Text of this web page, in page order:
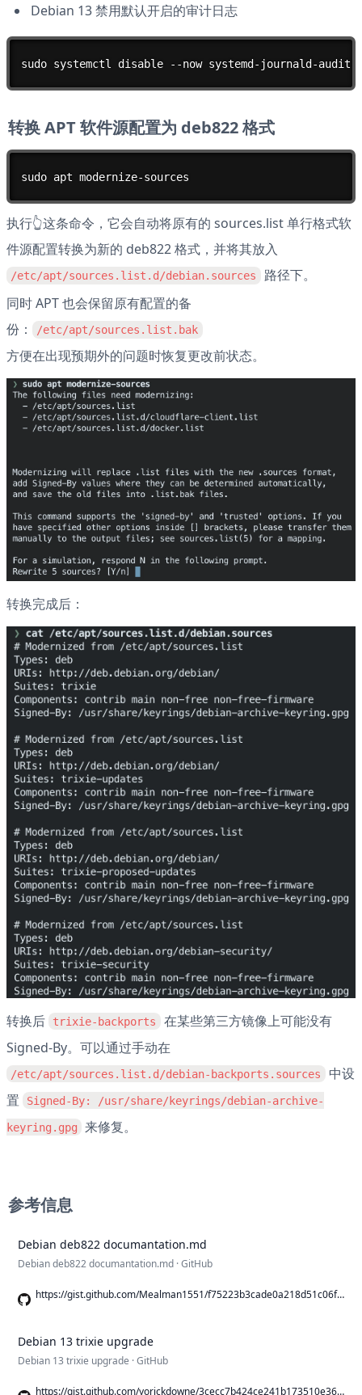
Debian 13 禁用默认开启的审计日志
sudo systemctl disable --now systemd-journald-
转换 APT 软件源配置为 deb822 格式
sudo apt modernize-sources
执行👆这条命令，它会自动将原有的 sources.list 单行格式软
/etc/apt/sources.list.d/debian.sources
路径下。
同时 APT 也会保留原有配置的备
份：
/etc/apt/sources.list.bak
方便在出现预期外的问题时恢复更改前状态。
转换完成后：
转换后 trixie-backports
在某些第三方镜像上可能没有
/etc/apt/sources.list.d/debian-backports.sources
中设
置
Signed-By: /usr/share/keyrings/debian-archive-
keyring.gpg 来修复。
参考信息
Debian deb822 documantation.md
Debian deb822 documantation.md · GitHub
https://gist.github.com/Mealman1551/f75223b3cade0a218d51c06f6cb08f40
Debian 13 trixie upgrade
Debian 13 trixie upgrade · GitHub
https://gist.github.com/yorickdowne/3cecc7b424ce241b173510e36754af47